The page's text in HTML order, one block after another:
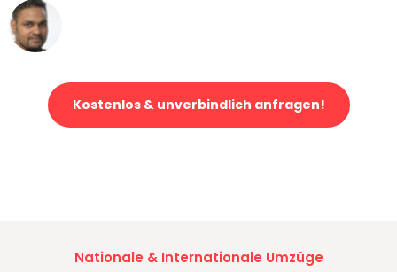
Kostenlos & unverbindlich anfragen!
Nationale & Internationale Umzüge